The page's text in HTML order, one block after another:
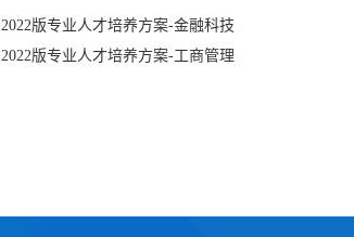
2022版专业人才培养方案-金融科技
2022版专业人才培养方案-工商管理